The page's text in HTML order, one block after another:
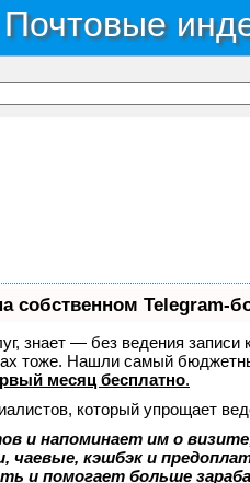
собственном Telegram-
знает — без ведения
тоже. Нашли самый
месяц бесплатно.
который упрощает
и напоминает им о
чаевые, кэшбэк и
и помогает больше